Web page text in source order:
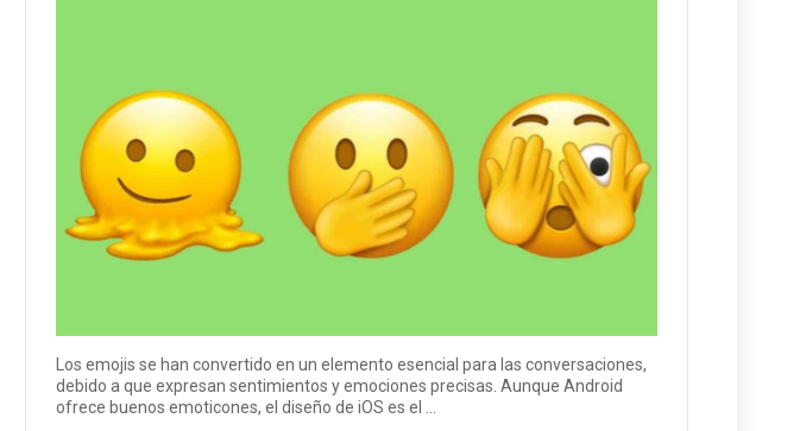
Los emojis se han convertido en un elemento esencial para las conversaciones,
debido a que expresan sentimientos y emociones precisas. Aunque Android
ofrece buenos emoticones, el diseño de iOS es el ...